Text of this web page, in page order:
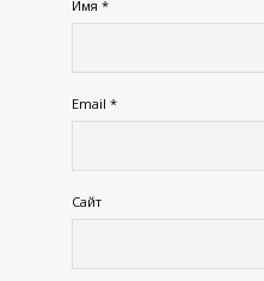
Имя *
Email *
Сайт